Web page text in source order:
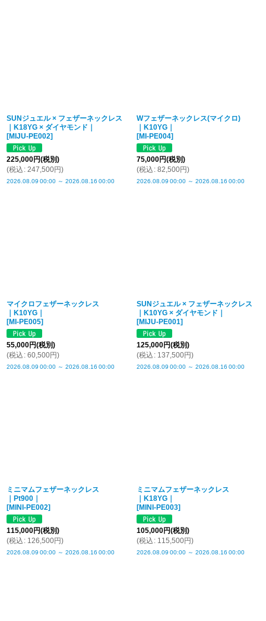
SUNジュエル × フェザーネックレス
｜K18YG × ダイヤモンド｜
[MIJU-PE002]
225,000円(税別)
(税込 : 247,500円)
2026.08.09 00:00 ～ 2026.08.16 00:00
Wフェザーネックレス(マイクロ)
｜K10YG｜
[MI-PE004]
75,000円(税別)
(税込 : 82,500円)
2026.08.09 00:00 ～ 2026.08.16 00:00
マイクロフェザーネックレス
｜K10YG｜
[MI-PE005]
55,000円(税別)
(税込 : 60,500円)
2026.08.09 00:00 ～ 2026.08.16 00:00
SUNジュエル × フェザーネックレス
｜K10YG × ダイヤモンド｜
[MIJU-PE001]
125,000円(税別)
(税込 : 137,500円)
2026.08.09 00:00 ～ 2026.08.16 00:00
ミニマムフェザーネックレス
｜Pt900｜
[MINI-PE002]
115,000円(税別)
(税込 : 126,500円)
2026.08.09 00:00 ～ 2026.08.16 00:00
ミニマムフェザーネックレス
｜K18YG｜
[MINI-PE003]
105,000円(税別)
(税込 : 115,500円)
2026.08.09 00:00 ～ 2026.08.16 00:00